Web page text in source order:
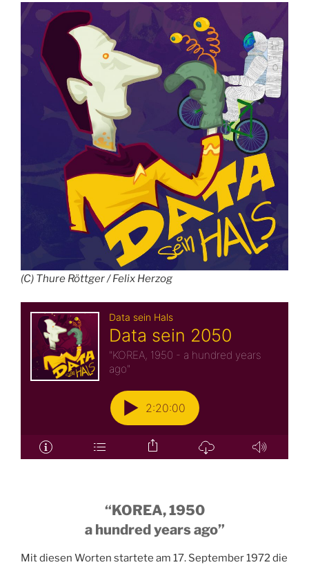
(C) Thure Röttger / Felix Herzog
“KOREA, 1950
a hundred years ago”
Mit diesen Worten startete am 17. September 1972 die